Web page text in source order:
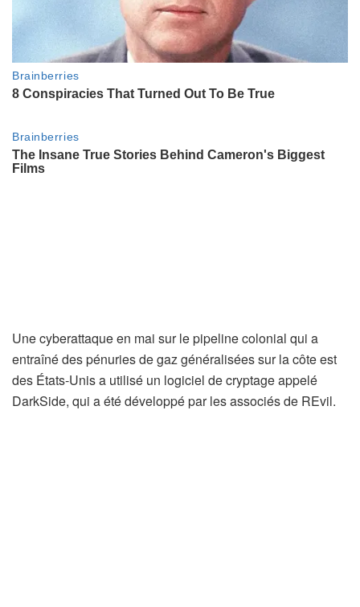
Une cyberattaque en mai sur le pipeline colonial qui a
entraîné des pénuries de gaz généralisées sur la côte est
des États-Unis a utilisé un logiciel de cryptage appelé
DarkSide, qui a été développé par les associés de REvil.